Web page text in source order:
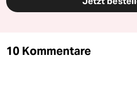
10 Kommentare